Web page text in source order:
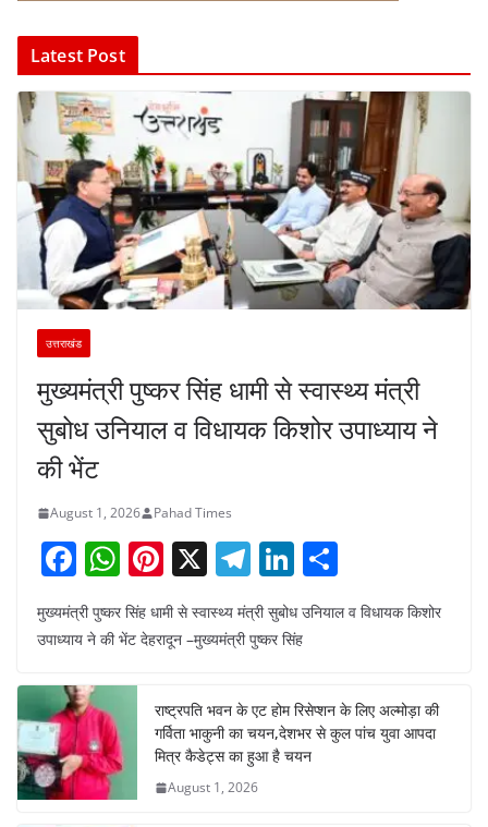
Latest Post
उत्तराखंड
मुख्यमंत्री पुष्कर सिंह धामी से स्वास्थ्य मंत्री
सुबोध उनियाल व विधायक किशोर उपाध्याय ने
की भेंट
August 1, 2026 Pahad Times
F
a
c
b
o
o
k
W
h
at
A
p
p
Pi
nt
er
e
st
X T
el
e
gr
a
m
Li
n
k
dI
n
ar
मुख्यमंत्री पुष्कर सिंह धामी से स्वास्थ्य मंत्री सुबोध उनियाल व विधायक किशोर
उपाध्याय ने की भेंट देहरादून –मुख्यमंत्री पुष्कर सिंह
राष्ट्रपति भवन के एट होम रिसेप्शन के लिए अल्मोड़ा की
गर्विता भाकुनी का चयन,देशभर से कुल पांच युवा आपदा
मित्र कैडेट्स का हुआ है चयन
August 1, 2026